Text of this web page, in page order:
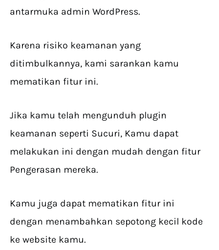
antarmuka admin WordPress.
Karena risiko keamanan yang
ditimbulkannya, kami sarankan kamu
mematikan fitur ini.
Jika kamu telah mengunduh plugin
keamanan seperti Sucuri, Kamu dapat
melakukan ini dengan mudah dengan fitur
Pengerasan mereka.
Kamu juga dapat mematikan fitur ini
dengan menambahkan sepotong kecil kode
ke website kamu.